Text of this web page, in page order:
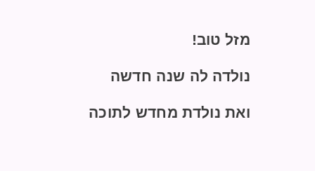
מזל טוב!
נולדה לה שנה חדשה
ואת נולדת מחדש לתוכה